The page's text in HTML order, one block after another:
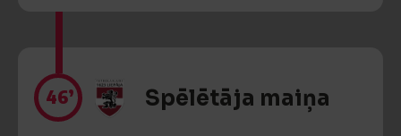
46’ Spēlētāja maiņa